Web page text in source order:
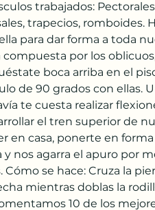
trapecios, romboides.
para dar forma a toda
compuesta por los
boca arriba en el
de 90 grados con ellas.
te cuesta realizar
el tren superior de
en casa, ponerte en
y nos agarra el apuro por
Cómo se hace: Cruza la
mientras doblas la
10 de los